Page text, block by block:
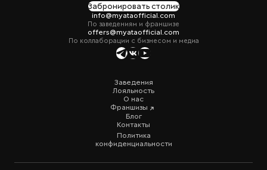
Забронировать столик
info@myataofficial.com
По заведениям и франшизе
offers@myataofficial.com
По коллаборации с бизнесом и медиа
Заведения
Лояльность
О нас
Франшизы
Блог
Контакты
Политика
конфиденциальности